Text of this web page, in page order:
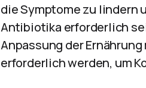
die Symptome zu lindern
Antibiotika erforderlich
Anpassung der
erforderlich werden, um